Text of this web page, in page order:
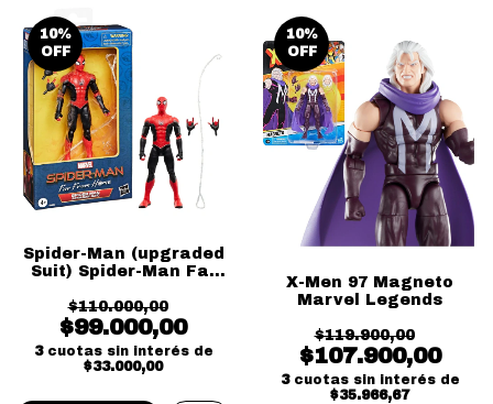
10%
OFF
Spider-Man (upgraded
Suit) Spider-Man Far
$110.000,00
$99.000,00
3 cuotas sin interés de
$33.000,00
10%
OFF
X-Men 97 Magneto
Marvel Legends
$119.900,00
$107.900,00
3 cuotas sin interés de
$35.966,67